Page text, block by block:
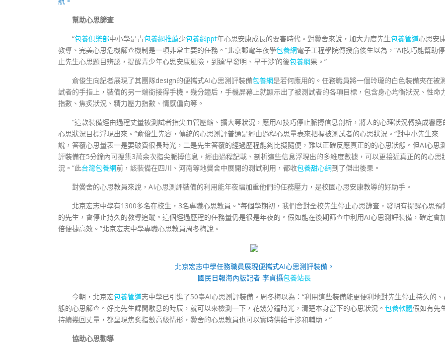
幫助心思篩查
“包養俱樂部中小學是青包養網推薦少包養網ppt年心思安康成長的要害時代。對黌舍來說，加大力度先生包養管道心思安
教導、完美心思危機篩查機制是一項非常主要的任務。”北京郵電年夜學包養網電子工程學院傳授俞俊生以為，“AI技巧能幫助停
止先生心思題目辨認，提醒青少年心思安康風險，到達‘早發明、早干涉’的後包養網果。”
俞俊生向記者展現了其團隊design的便攜式AI心思測評裝備包養網是若何應用的。任務職員將一個玲瓏的白色裝備夾在被
試者的手指上，裝備的另一端銜接得手機。幾分鐘后，手機屏幕上就顯示出了被測試者的各項目標，包含身心均衡狀況、性命
指數、焦炙狀況、精力壓力指數、情感偏向等。
“這款裝備經由過程丈量被測試者指尖血管壓縮、擴大等狀況，應用AI技巧停止脈搏信息剖析，將人的心理狀況轉換成響應
心思狀況目標浮現出來。”俞俊生先容，傳統的心思測評普通是經由過程心思量表來把握被測試者的心思狀況。“對中小先生來
說，答覆心思量表一是要破費很長時光，二是先生答覆的經過歷程能夠比擬隨便，難以正確反應真正的的心思狀態。但AI心思
評裝備在5分鐘內可搜集3萬余次指尖脈搏信息，經由過程記載、剖析這些信息浮現出的多維度數據，可以更接近真正的的心思
況。”此台灣包養網前，該裝備在四川、河南等地黌舍中展開的測試利用，都收包養甜心網到了傑出後果。
對黌舍的心思教員來說，AI心思測評裝備的利用能年夜幅加重他們的任務壓力，是校園心思安康教導的好助手。
北京宏志中學有1300多名在校生，3名專職心思教員。“每個學期初，我們會對全校先生停止心思篩查，發明有提醒心思預
的先生，會停止持久的教導追蹤。這個經過歷程的任務量仍是很是年夜的。假如能在後期篩查中利用AI心思測評裝備，確定會
倍便捷高效。”北京宏志中學專職心思教員周冬梅說。
北京宏志中學任務職員展現便攜式AI心思測評裝備。
國民日報海內版記者 李貞攝包養站長
今朝，北京宏包養管道志中學已引進了50臺AI心思測評裝備。周冬梅以為：“利用這些裝備能更便利地對先生停止持久的
態的心思篩查。好比先生課間歇息的時辰，就可以來檢測一下，花幾分鐘時光，清楚本身當下的心思狀況。 包養軟體假如有先
持續幾回丈量，都呈現焦炙指數高級情形，黌舍的心思教員也可以實時供給干涉和輔助。”
協助心思勸導